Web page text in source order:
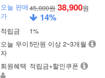
오늘 판매
가
45,000원 38,900원
14%
적립금
1%
오늘 무이
자
5만원 이상 2~3개월
회원혜택 적립금+할인쿠폰